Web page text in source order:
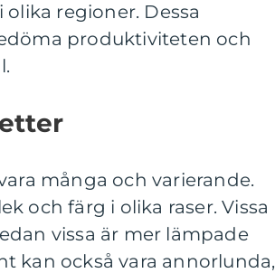
regioner. Dessa
produktiviteten och
många och varierande.
och färg i olika raser. Vissa
vissa är mer lämpade
kan också vara annorlunda,